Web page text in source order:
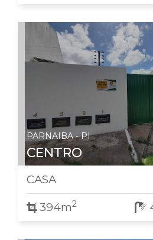
PARNAIBA - PI
CENTRO
CASA
394m2